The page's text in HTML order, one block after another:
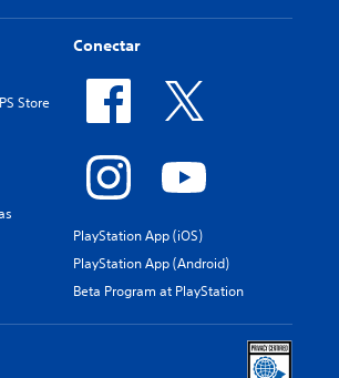
Store
Conectar
PlayStation App (iOS)
PlayStation App (Android)
Beta Program at PlayStation